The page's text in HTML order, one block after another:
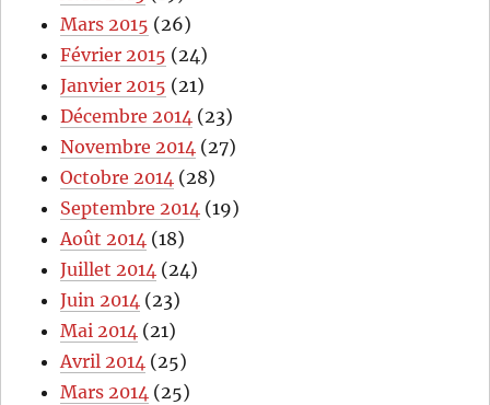
Mars 2015 (26)
Février 2015 (24)
Janvier 2015 (21)
Décembre 2014 (23)
Novembre 2014 (27)
Octobre 2014 (28)
Septembre 2014 (19)
Août 2014 (18)
Juillet 2014 (24)
Juin 2014 (23)
Mai 2014 (21)
Avril 2014 (25)
Mars 2014 (25)